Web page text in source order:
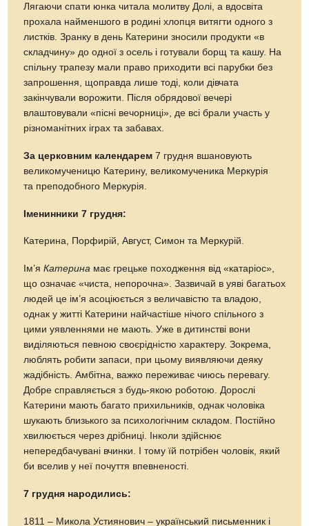
Лягаючи спати юнка читала молитву Долі, а вдосвіта
прохала найменшого в родині хлопця витягти одного з
листків. Зранку в день Катерини зносили продукти «в
складчину» до одної з осель і готували борщ та кашу. На
спільну трапезу мали право приходити всі парубки без
запрошення, щоправда лише тоді, коли дівчата
закінчували ворожити. Після обрядової вечері
влаштовували «пісні вечорниці», де всі брали участь у
різноманітних іграх та забавах.
За церковним календарем 7 грудня вшановують
великомученицю Катерину, великомученика Меркурія
та преподобного Меркурія.
Іменинники 7 грудня:
Катерина, Порфирій, Август, Симон та Меркурій.
Ім’яКатерина має грецьке походження від «катаріос»,
що означає «чиста, непорочна». Зазвичай в уяві багатьох
людей це ім’я асоціюється з величавістю та владою,
однак у житті Катерини найчастіше нічого спільного з
цими уявленнями не мають. Уже в дитинстві вони
виділяються певною своєрідністю характеру. Зокрема,
люблять робити запаси, при цьому виявляючи деяку
жадібність. Амбітна, важко переживає чиюсь перевагу.
Добре справляється з будь-якою роботою. Дорослі
Катерини мають багато прихильників, однак чоловіка
шукають близького за психологічним складом. Постійно
хвилюється через дрібниці. Інколи здійснює
непередбачувані вчинки. І тому їй потрібен чоловік, який
би вселив у неї почуття впевненості.
7 грудня народились:
1811 – Микола Устиянович – український письменник і